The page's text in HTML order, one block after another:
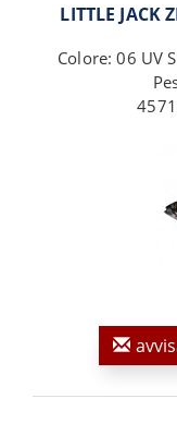
LITTLE JACK
Colore: 06 UV